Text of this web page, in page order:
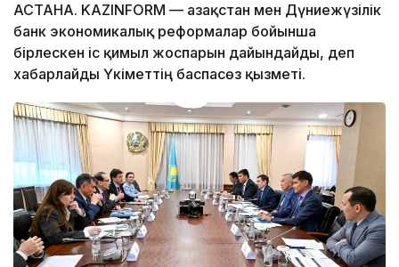
АСТАНА. KAZINFORM — Қазақстан мен Дүниежүзілік
банк экономикалық реформалар бойынша
бірлескен іс қимыл жоспарын дайындайды, деп
хабарлайды Үкіметтің баспасөз қызметі.